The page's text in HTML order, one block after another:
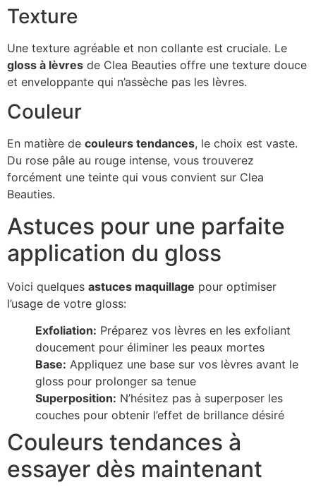
Texture
Une texture agréable et non collante est cruciale. Le
gloss à lèvres de Clea Beauties offre une texture douce
et enveloppante qui n’assèche pas les lèvres.
Couleur
En matière de couleurs tendances, le choix est vaste.
Du rose pâle au rouge intense, vous trouverez
forcément une teinte qui vous convient sur Clea
Beauties.
Astuces pour une parfaite
application du gloss
Voici quelques astuces maquillage pour optimiser
l’usage de votre gloss:
Exfoliation: Préparez vos lèvres en les exfoliant
doucement pour éliminer les peaux mortes
Base: Appliquez une base sur vos lèvres avant le
gloss pour prolonger sa tenue
Superposition: N’hésitez pas à superposer les
couches pour obtenir l’effet de brillance désiré
Couleurs tendances à
essayer dès maintenant